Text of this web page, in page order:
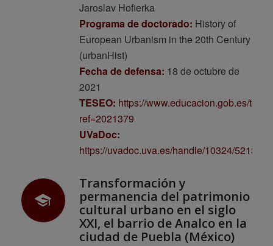
Jaroslav Hofierka
Programa de doctorado: History of
European Urbanism in the 20th Century
(urbanHist)
Fecha de defensa: 18 de octubre de
2021
TESEO: https://www.educacion.gob.es/
ref=2021379
UVaDoc:
https://uvadoc.uva.es/handle/10324/52138
Transformación y
permanencia del patrimonio
cultural urbano en el siglo
XXI, el barrio de Analco en la
ciudad de Puebla (México)